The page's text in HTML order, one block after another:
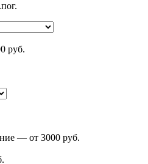
руб.
— от 3000 руб.